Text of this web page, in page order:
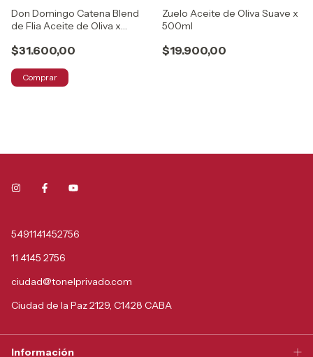
Don Domingo Catena Blend
de Flia Aceite de Oliva x
$31.600,00
Comprar
Zuelo Aceite de Oliva Suave x
500ml
$19.900,00
5491141452756
11 4145 2756
ciudad@tonelprivado.com
Ciudad de la Paz 2129, C1428 CABA
Información